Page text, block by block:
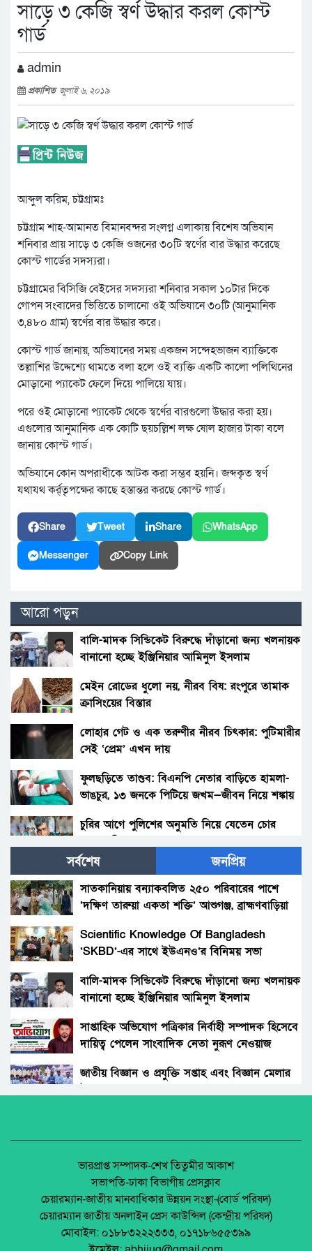
সাড়ে ৩ কেজি স্বর্ণ উদ্ধার করল কোস্ট
গার্ড
admin
প্রকাশিত জুলাই ৬, ২০১৯
আব্দুল করিম, চট্টগ্রামঃ
চট্টগ্রাম শাহ-আমানত বিমানবন্দর সংলগ্ন এলাকায় বিশেষ অভিযান
শনিবার প্রায় সাড়ে ৩ কেজি ওজনের ৩০টি স্বর্ণের বার উদ্ধার করেছে
কোস্ট গার্ডের সদস্যরা।
চট্টগ্রামের বিসিজি বেইসের সদস্যরা শনিবার সকাল ১০টার দিকে
গোপন সংবাদের ভিত্তিতে চালানো ওই অভিযানে ৩০টি (আনুমানিক
৩,৪৮০ গ্রাম) স্বর্ণের বার উদ্ধার করে।
কোস্ট গার্ড জানায়, অভিযানের সময় একজন সন্দেহভাজন ব্যাক্তিকে
তল্লাশির উদ্দেশ্যে থামতে বলা হলে ওই ব্যক্তি একটি কালো পলিথিনের
মোড়ানো প্যাকেট ফেলে দিয়ে পালিয়ে যায়।
পরে ওই মোড়ানো প্যাকেট থেকে স্বর্ণের বারগুলো উদ্ধার করা হয়।
এগুলোর আনুমানিক এক কোটি ছয়চল্লিশ লক্ষ ষোল হাজার টাকা বলে
জানায় কোস্ট গার্ড।
অভিযানে কোন অপরাধীকে আটক করা সম্ভব হয়নি। জব্দকৃত স্বর্ণ
যথাযথ কর্র্তৃপক্ষের কাছে হস্তান্তর করছে কোস্ট গার্ড।
Share Tweet Share WhatsApp
Messenger Copy Link
আরো পড়ুন
বালি-মাদক সিন্ডিকেট বিরুদ্ধে দাঁড়ানো জন্য খলনায়ক
বানানো হচ্ছে ইঞ্জিনিয়ার আমিনুল ইসলাম
মেইন রোডের ধুলো নয়, নীরব বিষ: রংপুরে তামাক
ক্রাসিংয়ের বিস্তার
লোহার গেট ও এক তরুণীর নীরব চিৎকার: পুটিমারীর
সেই ‘প্রেম’ এখন দায়
ফুলছড়িতে তাণ্ডব: বিএনপি নেতার বাড়িতে হামলা-
ভাঙচুর, ১৩ জনকে পিটিয়ে জখম—জীবন নিয়ে শঙ্কায়
চুরির আগে পুলিশের অনুমতি নিয়ে যেতেন চোর
পলাশবাড়ীতে থানায় ঢুকে ওসিসহ পুলিশ সদস্যদের
মারধর, যুব জামায়াত নেতাকর্মীর বিরুদ্ধে মামলা :
গ্রেফতার ১জন।
সতর্কবার্তা
যুবক গ্রেপ্তার।
সাঘাটায় যৌতুকের দাবিতে শশুর–শাশুড়ী মিলে
পুত্রবধূকে বটি দিয়ে জবাই করার চেষ্টা। আদালতে
মামলা।
রাজধানীতে স্কুলছাত্রীকে ছুরিকাঘাতে হত্যা, কী বলছে
পরিবার ও পুলিশ?
সাংবাদিকদের ওপর হামলা, আহত ৩
ভারতের যৌনপল্লি থেকে ১১ বাংলাদেশি নারী উদ্ধার
পাবনায় নেশার টাকা না পেয়ে বৃদ্ধকে কুপিয়ে হত্যা,
সর্বশেষ জনপ্রিয়
সাতকানিয়ায় বন্যাকবলিত ২৫০ পরিবারের পাশে
‘দক্ষিণ তারুয়া একতা শক্তি’ আশুগঞ্জ, ব্রাহ্মণবাড়িয়া
Scientific Knowledge Of Bangladesh
‘SKBD’-এর সাথে ইউএনও’র বিনিময় সভা
বালি-মাদক সিন্ডিকেট বিরুদ্ধে দাঁড়ানো জন্য খলনায়ক
বানানো হচ্ছে ইঞ্জিনিয়ার আমিনুল ইসলাম
সাপ্তাহিক অভিযোগ পত্রিকার নির্বাহী সম্পাদক হিসেবে
দায়িত্ব পেলেন সাংবাদিক নেতা নুরূণ নেওয়াজ
জাতীয় বিজ্ঞান ও প্রযুক্তি সপ্তাহ এবং বিজ্ঞান মেলার
জেলা আইন-শৃৃঙ্খলা কমিটির মাসিক সভা অনুষ্ঠিত।
পলাশবাড়ীতে এমইপি গ্রুপের মতবিনিময় সভা
অনুষ্ঠিত।
ভারপ্রাপ্ত সম্পাদক-শেখ তিতুমীর আকাশ
সভাপতি-ঢাকা বিভাগীয় প্রেসক্লাব
চেয়ারম্যান-জাতীয় মানবাধিকার উন্নয়ন সংস্থা-(বোর্ড পরিষদ)
চেয়ারম্যান জাতীয় অনলাইন প্রেস কাউন্সিল (কেন্দ্রীয় পরিষদ)
মোবাইল: ০১৮৮৩২২২৩৩৩, ০১৭১৮৬৫৫৩৯৯